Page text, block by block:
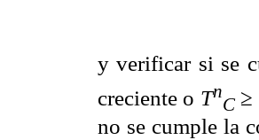
y verificar si se
creciente o Tn
C≥
no se cumple la